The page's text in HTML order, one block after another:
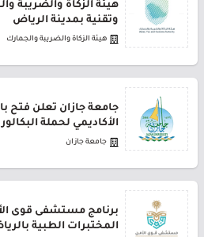
هيئة الزكاة والضريبة
وتقنية بمدينة الرياض
هيئة الزكاة والضريبة والجمارك
جامعة جازان تعلن فتح
الأكاديمي لحملة
جامعة جازان
برنامج مستشفى قوى
المختبرات الطبية